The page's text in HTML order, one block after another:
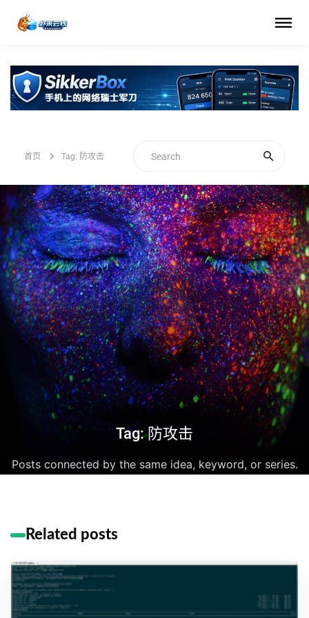
首页 Tag: 防攻击
Tag: 防攻击
Posts connected by the same idea, keyword, or series.
Related posts